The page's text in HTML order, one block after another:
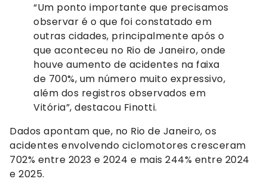
“Um ponto importante que precisamos
observar é o que foi constatado em
outras cidades, principalmente após o
que aconteceu no Rio de Janeiro, onde
houve aumento de acidentes na faixa
de 700%, um número muito expressivo,
além dos registros observados em
Vitória”, destacou Finotti.
Dados apontam que, no Rio de Janeiro, os
acidentes envolvendo ciclomotores cresceram
702% entre 2023 e 2024 e mais 244% entre 2024
e 2025.